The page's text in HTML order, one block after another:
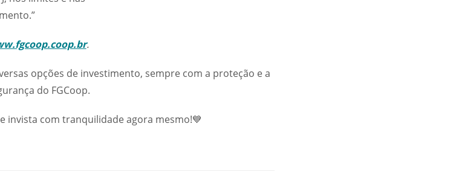
.
opções de investimento, sempre com a proteção e a
do FGCoop.
invista com tranquilidade agora mesmo!💙